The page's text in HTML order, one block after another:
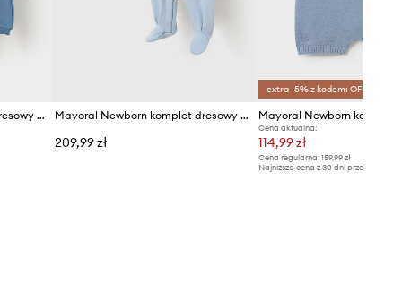
Mayoral Newborn komplet dresowy niemowlęcy bawełniany z elastanem Mayoral Newborn komplet dresowy niemowlęcy bawełniany
209,99 zł
extra -5% z kodem: OFF*
Cena aktualna:
114,99 zł
Cena regularna: 159,99 zł
Najniższa cena z 30 dni przed obniżką: